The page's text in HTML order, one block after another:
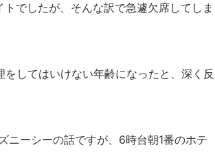
でしたが、そんな訳で急遽欠席してしま
してはいけない年齢になったと、深く反
ニーシーの話ですが、6時台朝1番のホテ